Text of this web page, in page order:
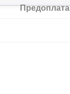
Предоплата